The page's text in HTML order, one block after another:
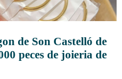
de Son Castelló de
peces de joieria de